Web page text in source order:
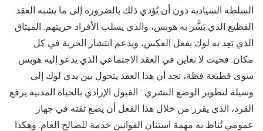
السلطة السيادية دون أن يُؤدي ذلك بالضرورة إلى ما يشبه العقد
الفظيع الذي بَشَّرَ به هوبس، والذي يسلب الأفراد حريتهم. الميثاق
الذي يَعِد به لوك يفعل العكس، ويدعم انتشار الحرية في كل
مكان. فحيث لا نعاين في العقد الاجتماعي الذي يدعو إليه هوبس
سوى قطيعة فظة، نجد أن هذا العقد يتحول بين يدي لوك إلى
وسيلة لتطوير الوضع البشري : القبول الإرادي بالحياة المدنية يرفع
الفرد، الذي يقرر من خلال هذا الفعل أن يضع ثقته في جهاز
عمومي تُناط به مهمة استنان القوانين خدمة للصالح العام. وهكذا